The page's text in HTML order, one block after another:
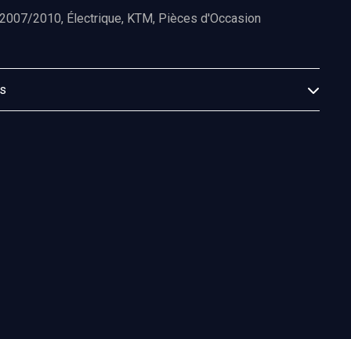
2010, Électrique, KTM, Pièces d'Occasion